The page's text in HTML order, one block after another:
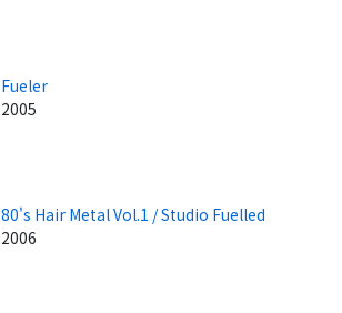
Fueler
2005
80's Hair Metal Vol.1 / Studio Fuelled
2006